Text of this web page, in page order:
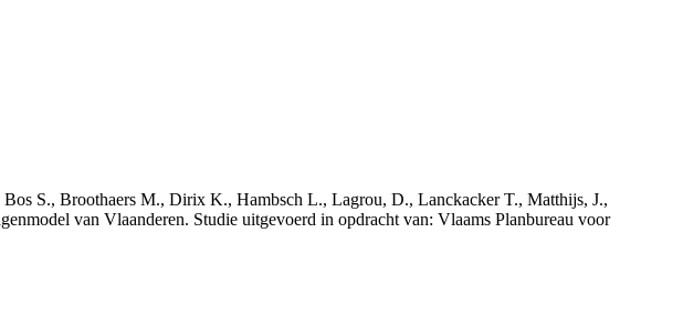
S., Broothaers M., Dirix K., Hambsch L., Lagrou, D., Lanckacker T., Matthijs, J.,
van Vlaanderen. Studie uitgevoerd in opdracht van: Vlaams Planbureau voor